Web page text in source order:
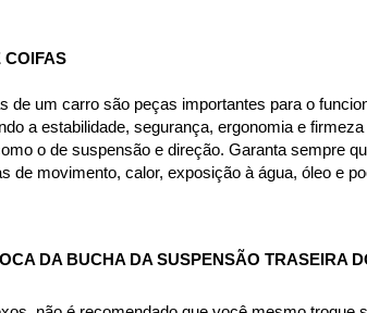
COIFAS
de um carro são peças importantes para o
a estabilidade, segurança, ergonomia e
o de suspensão e direção. Garanta sempre
de movimento, calor, exposição à água, óleo e
DA BUCHA DA SUSPENSÃO TRASEIRA